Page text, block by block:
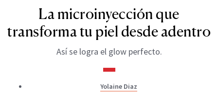
La microinyección que
transforma tu piel desde adentro
Así se logra el glow perfecto.
Yolaine Diaz